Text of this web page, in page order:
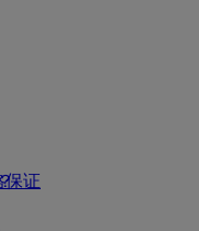
保证